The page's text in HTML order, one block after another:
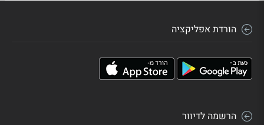
הורדת אפליקציה
הרשמה לדיוור